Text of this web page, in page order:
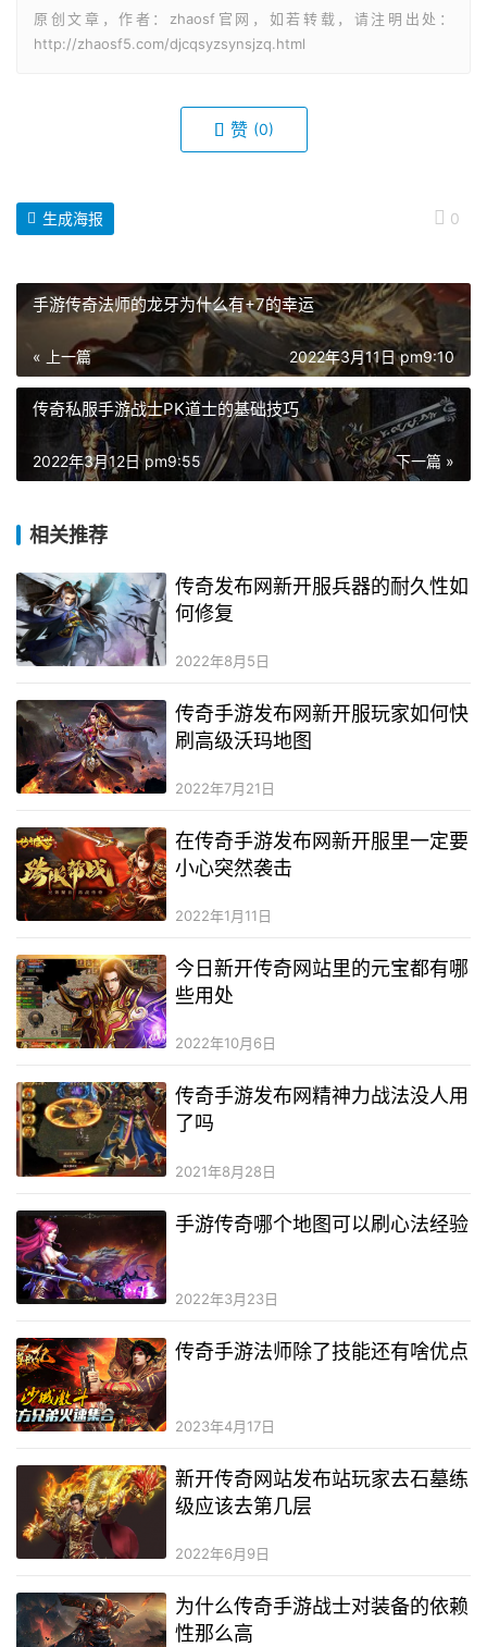
原创文章，作者：zhaosf官网，如若转载，请注明出处：
http://zhaosf5.com/djcqsyzsynsjzq.html
赞 (0)
0
生成海报
手游传奇法师的龙牙为什么有+7的幸运
« 上一篇 2022年3月11日 pm9:10
传奇私服手游战士PK道士的基础技巧
下一篇 »
2022年3月12日 pm9:55
相关推荐
传奇发布网新开服兵器的耐久性如
何修复
2022年8月5日
传奇手游发布网新开服玩家如何快
刷高级沃玛地图
2022年7月21日
在传奇手游发布网新开服里一定要
小心突然袭击
2022年1月11日
今日新开传奇网站里的元宝都有哪
些用处
2022年10月6日
传奇手游发布网精神力战法没人用
了吗
2021年8月28日
手游传奇哪个地图可以刷心法经验
2022年3月23日
传奇手游法师除了技能还有啥优点
2023年4月17日
新开传奇网站发布站玩家去石墓练
级应该去第几层
2022年6月9日
为什么传奇手游战士对装备的依赖
性那么高